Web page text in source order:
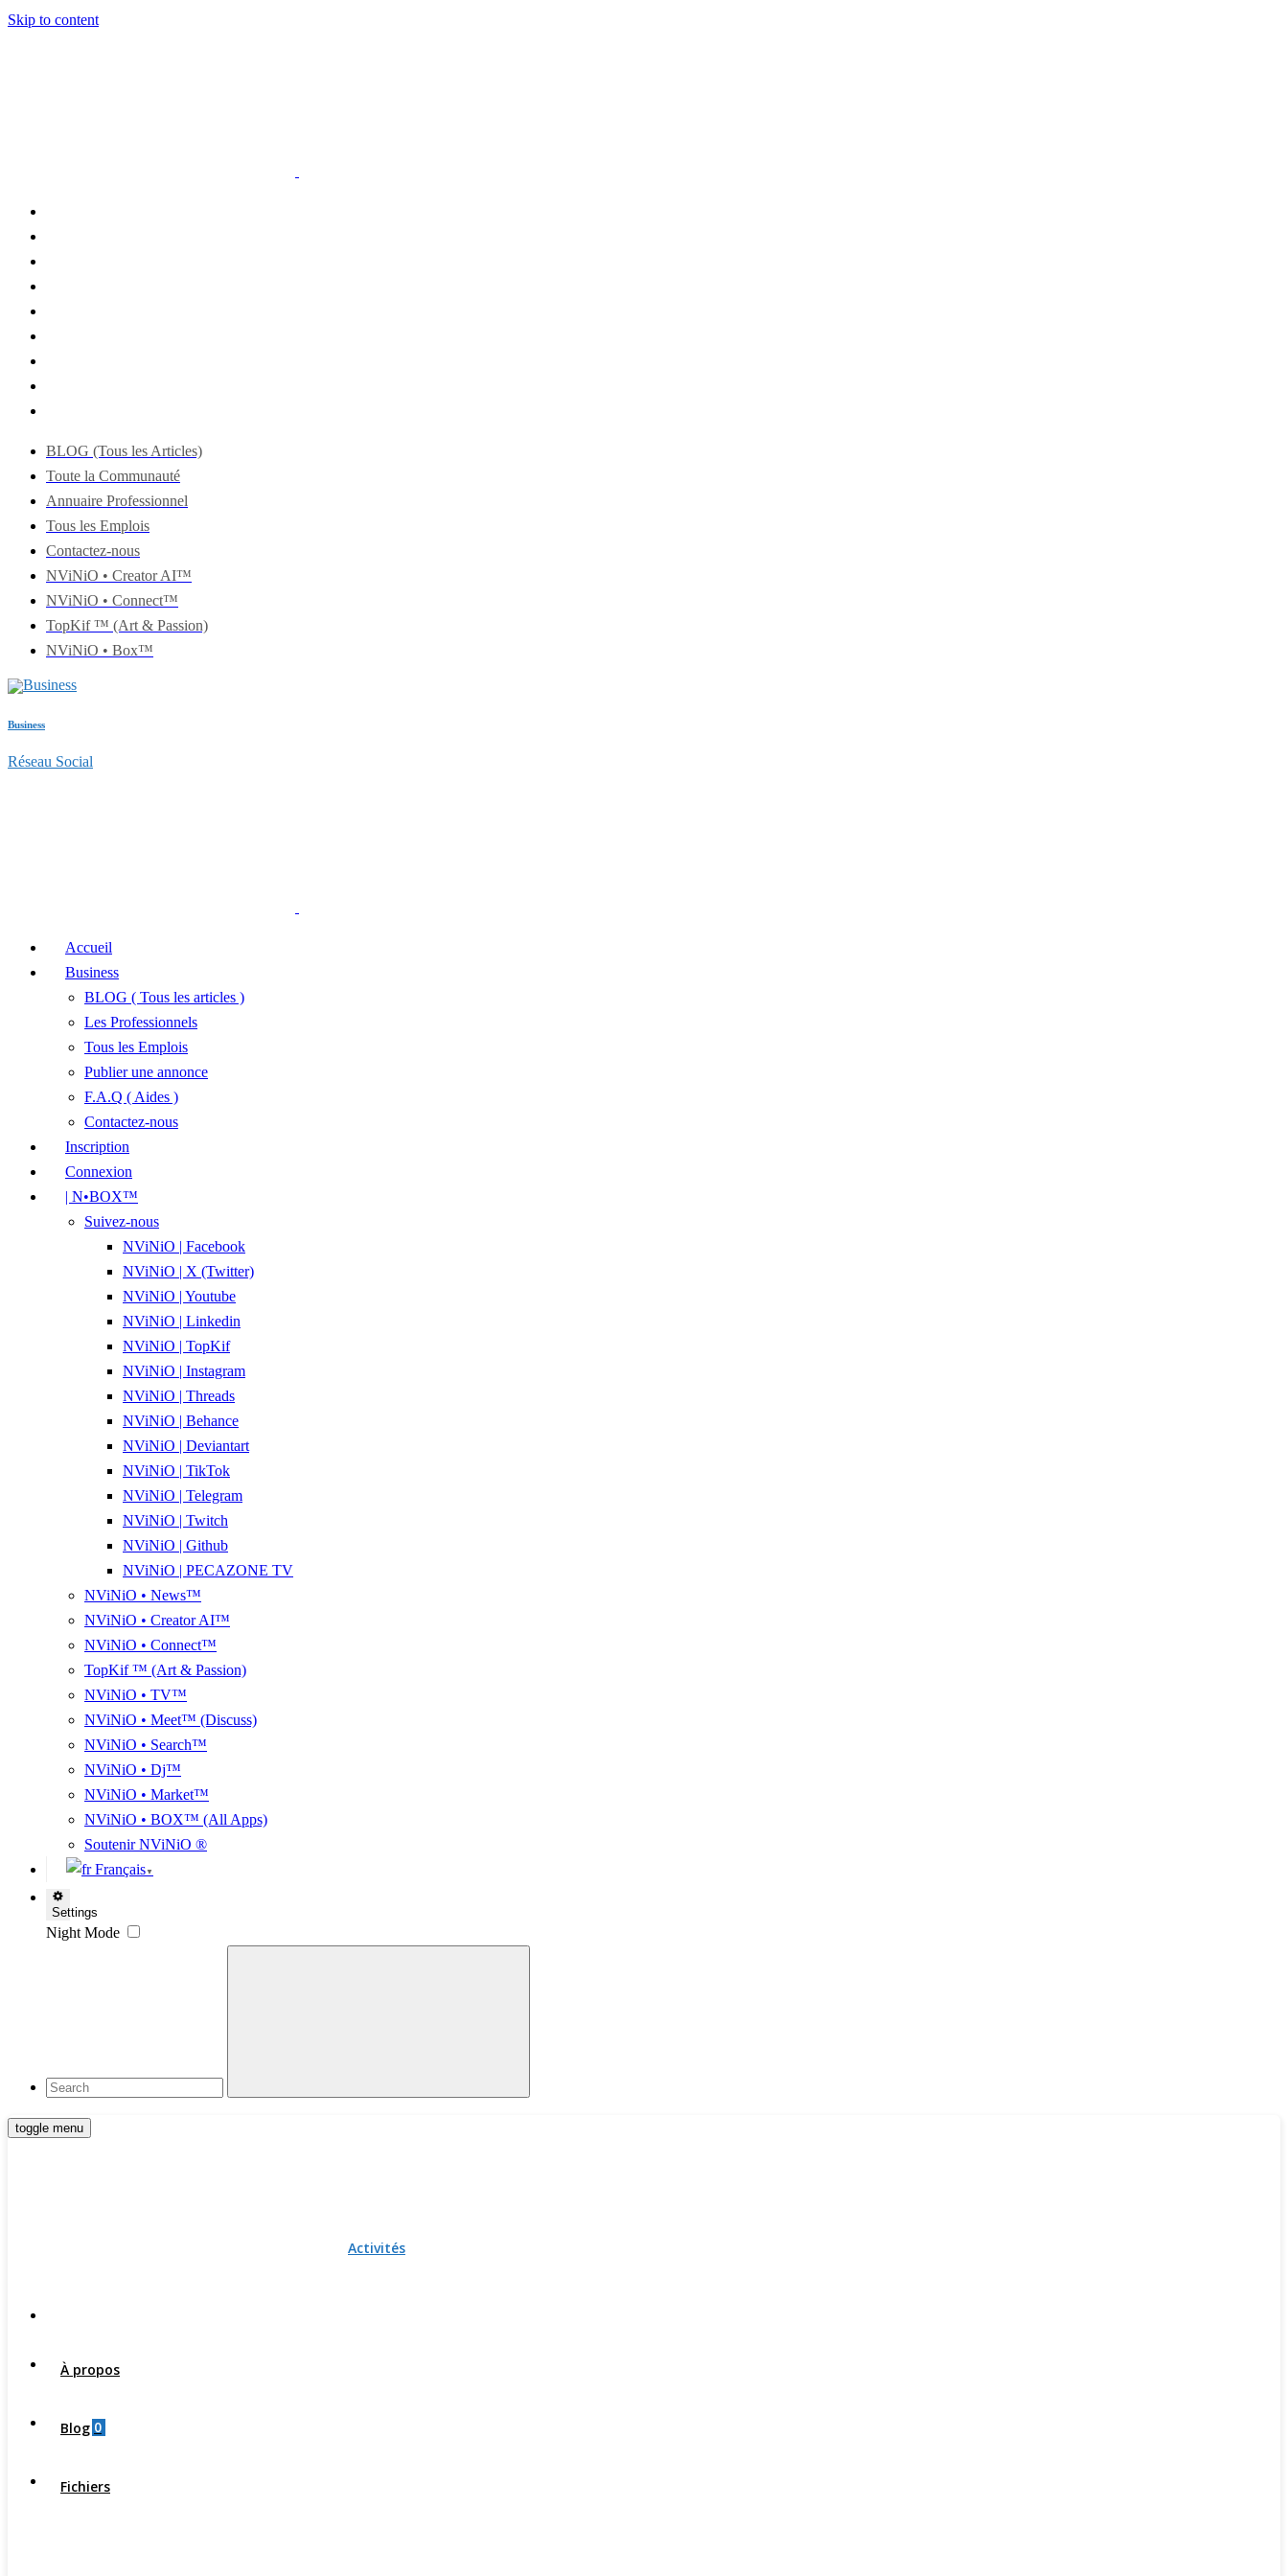
Skip to content
BLOG (Tous les Articles)
Toute la Communauté
Annuaire Professionnel
Tous les Emplois
Contactez-nous
NViNiO • Creator AI™
NViNiO • Connect™
TopKif ™ (Art & Passion)
NViNiO • Box™
Business
Réseau Social
Accueil
Business
BLOG ( Tous les articles )
Les Professionnels
Tous les Emplois
Publier une annonce
F.A.Q ( Aides )
Contactez-nous
Inscription
Connexion
| N•BOX™
Suivez-nous
NViNiO | Facebook
NViNiO | X (Twitter)
NViNiO | Youtube
NViNiO | Linkedin
NViNiO | TopKif
NViNiO | Instagram
NViNiO | Threads
NViNiO | Behance
NViNiO | Deviantart
NViNiO | TikTok
NViNiO | Telegram
NViNiO | Twitch
NViNiO | Github
NViNiO | PECAZONE TV
NViNiO • News™
NViNiO • Creator AI™
NViNiO • Connect™
TopKif ™ (Art & Passion)
NViNiO • TV™
NViNiO • Meet™ (Discuss)
NViNiO • Search™
NViNiO • Dj™
NViNiO • Market™
NViNiO • BOX™ (All Apps)
Soutenir NViNiO ®
Français ▼
Settings
Night Mode
toggle menu
Activités
À propos
Blog 0
Fichiers